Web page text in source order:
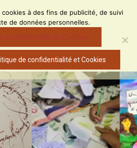
à des fins de publicité, de suivi
de données personnelles.
confidentialité et Cookies
de confidentialité et Cookies